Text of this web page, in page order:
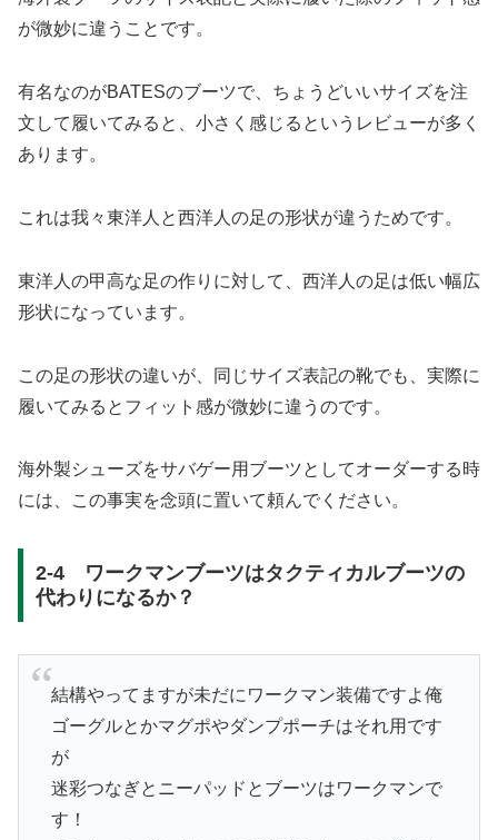
が微妙に違うことです。
有名なのがBATESのブーツで、ちょうどいいサイズを注
文して履いてみると、小さく感じるというレビューが多く
あります。
これは我々東洋人と西洋人の足の形状が違うためです。
東洋人の甲高な足の作りに対して、西洋人の足は低い幅広
形状になっています。
この足の形状の違いが、同じサイズ表記の靴でも、実際に
履いてみるとフィット感が微妙に違うのです。
海外製シューズをサバゲー用ブーツとしてオーダーする時
には、この事実を念頭に置いて頼んでください。
2-4 ワークマンブーツはタクティカルブーツの
代わりになるか？
結構やってますが未だにワークマン装備ですよ俺
ゴーグルとかマグポやダンプポーチはそれ用です
が
迷彩つなぎとニーパッドとブーツはワークマンで
す！